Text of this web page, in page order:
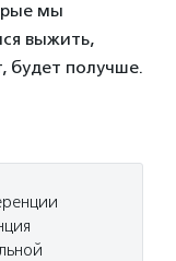
мы
выжить,
будет получше.